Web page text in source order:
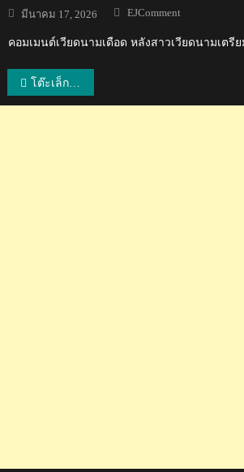
Posted
on
มีนาคม 17, 2026 Author
EJComment
คอมเมนต์เวียดนามเดือด หลังสาวเวียดนามเตรี
แนะแนว
โต๊ะเล็กช้างศึกอัดกัวเตมาลา 6-1 ศึก PTT Thailand Five 2019